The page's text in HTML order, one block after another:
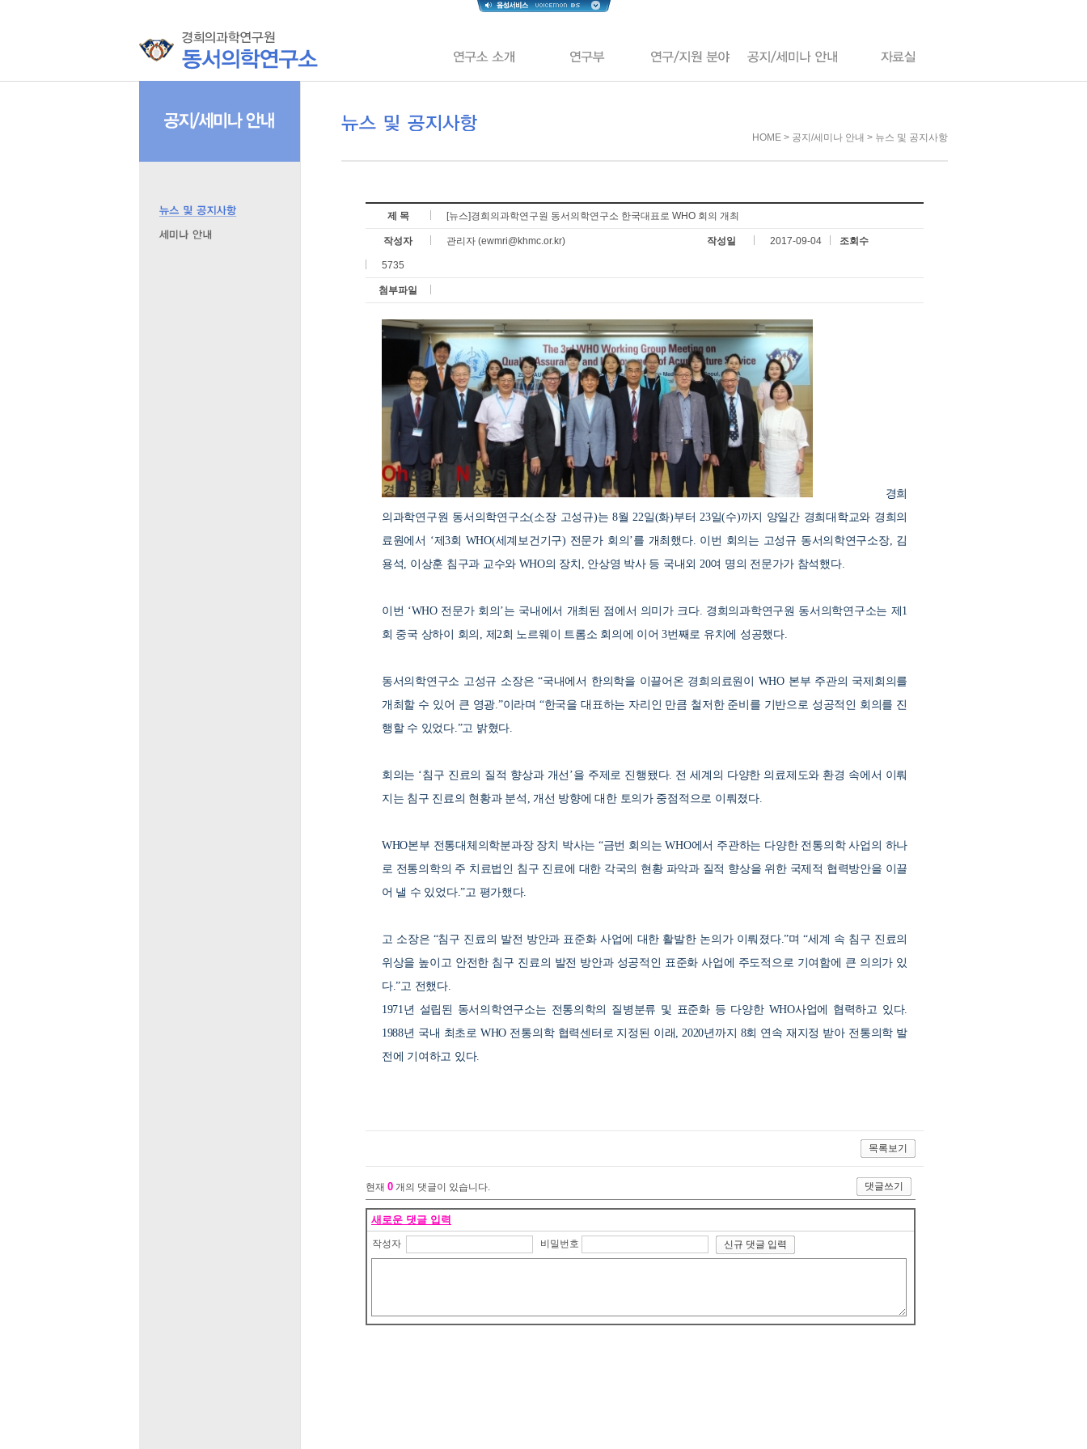
HOME > 공지/세미나 안내 > 뉴스 및 공지사항
제 목 [뉴스]경희의과학연구원 동서의학연구소 한국대표로 WHO 회의 개최
작성자 관리자 (ewmri@khmc.or.kr) 작성일 2017-09-04 조회수
5735
첨부파일
경희
의과학연구원 동서의학연구소(소장 고성규)는8월22일(화)부터23일(수)까지 양일간 경희대학교와 경희의
료원에서 ‘제3회 WHO(세계보건기구) 전문가 회의 ’를 개최했다. 이번 회의는 고성규 동서의학연구소장, 김
용석, 이상훈 침구과 교수와 WHO의 장치 , 안상영 박사 등 국내외 20여 명의 전문가가 참석했다.
이번 ‘WHO 전문가 회의 ’는 국내에서 개최된 점에서 의미가 크다. 경희의과학연구원 동서의학연구소는 제 1
회 중국 상하이 회의 , 제2회 노르웨이 트롬소 회의에 이어3번째로 유치에 성공했다.
동서의학연구소 고성규 소장은“국내에서 한의학을 이끌어온 경희의료원이 WHO 본부 주관의 국제회의를
개최할 수 있어 큰 영광.”이라며 “한국을 대표하는 자리인 만큼 철저한 준비를 기반으로 성공적인 회의를 진
행할 수 있었다.”고 밝혔다.
회의는 ‘침구 진료의 질적 향상과 개선 ’을 주제로 진행됐다. 전 세계의 다양한 의료제도와 환경 속에서 이뤄
지는 침구 진료의 현황과 분석 ,개선 방향에 대한 토의가 중점적으로 이뤄졌다.
WHO본부 전통대체의학분과장 장치 박사는“금번 회의는WHO에서 주관하는 다양한 전통의학 사업의 하나
로 전통의학의 주 치료법인 침구 진료에 대한 각국의 현황 파악과 질적 향상을 위한 국제적 협력방안을 이끌
어 낼 수 있었다.”고 평가했다.
고 소장은 “침구 진료의 발전 방안과 표준화 사업에 대한 활발한 논의가 이뤄졌다.”며“세계 속 침구 진료의
위상을 높이고 안전한 침구 진료의 발전 방안과 성공적인 표준화 사업에 주도적으로 기여함에 큰 의의가 있
다.”고 전했다.
1971년 설립된 동서의학연구소는 전통의학의 질병분류 및 표준화 등 다양한 WHO사업에 협력하고 있다.
1988년 국내 최초로 WHO 전통의학 협력센터로 지정된 이래 , 2020년까지 8회 연속 재지정 받아 전통의학 발
전에 기여하고 있다.
현재 0 개의 댓글이 있습니다.
새로운 댓글 입력
작성자 비밀번호